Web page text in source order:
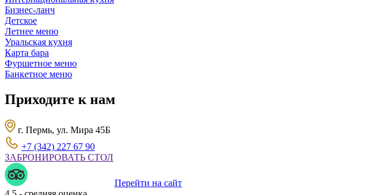
Бизнес-ланч
Детское
Летнее меню
Уральская кухня
Карта бара
Фуршетное меню
Банкетное меню
Приходите к нам
г. Пермь, ул. Мира 45Б
+7 (342) 227 67 90
ЗАБРОНИРОВАТЬ СТОЛ
Перейти на сайт